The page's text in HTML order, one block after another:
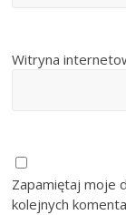
Witryna
Zapamiętaj moje
kolejnych